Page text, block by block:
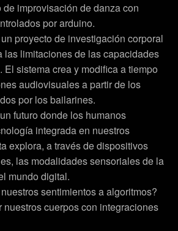
improvisación de danza con
por arduino.
proyecto de investigación corporal
las limitaciones de las capacidades
sistema crea y modifica a tiempo
audiovisuales a partir de los
por los bailarines.
futuro donde los humanos
integrada en nuestros
explora, a través de dispositivos
las modalidades sensoriales de la
mundo digital.
sentimientos a algoritmos?
nuestros cuerpos con integraciones